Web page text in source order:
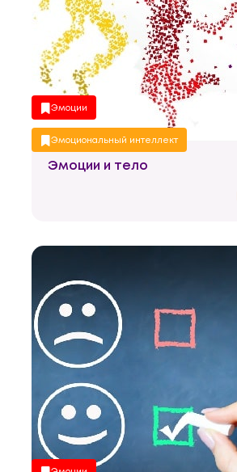
Эмоции
Эмоциональный интеллект
Эмоции и тело